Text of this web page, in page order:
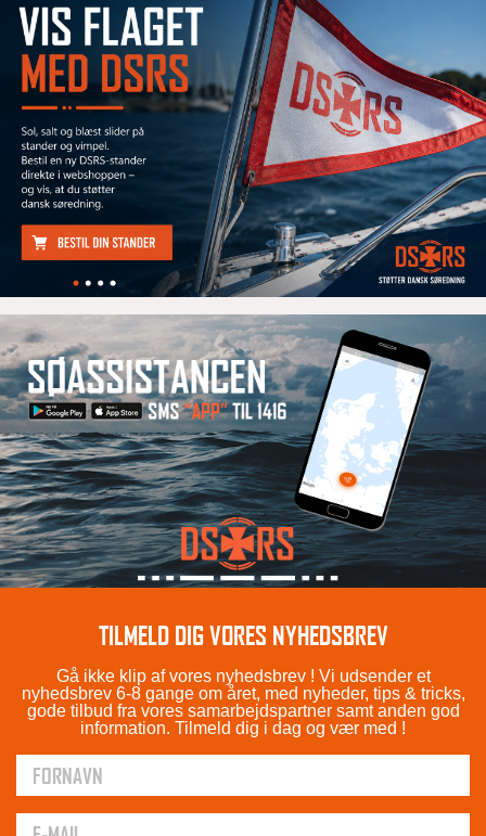
TILMELD DIG VORES NYHEDSBREV
Gå ikke klip af vores nyhedsbrev ! Vi udsender et
nyhedsbrev 6-8 gange om året, med nyheder, tips & tricks,
gode tilbud fra vores samarbejdspartner samt anden god
information. Tilmeld dig i dag og vær med !